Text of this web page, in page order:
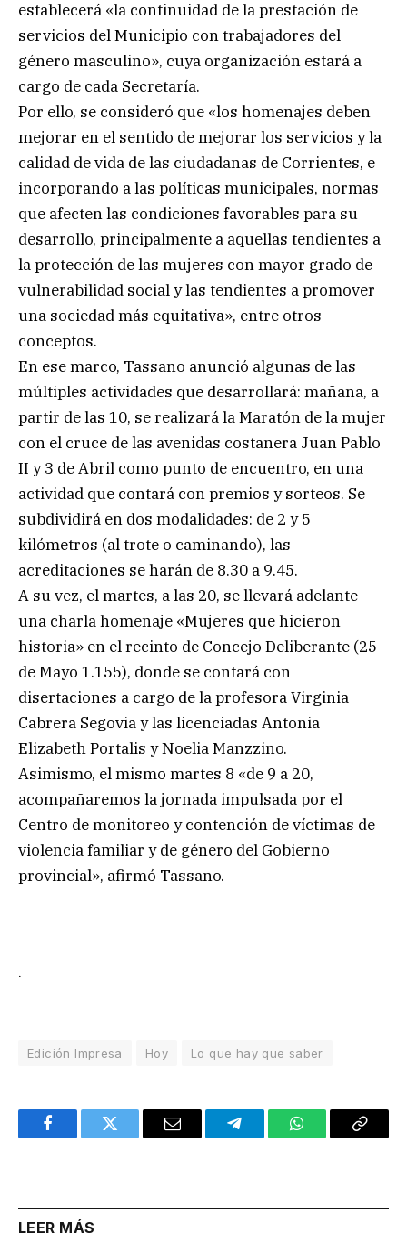
establecerá «la continuidad de la prestación de
servicios del Municipio con trabajadores del
género masculino», cuya organización estará a
cargo de cada Secretaría.
Por ello, se consideró que «los homenajes deben
mejorar en el sentido de mejorar los servicios y la
calidad de vida de las ciudadanas de Corrientes, e
incorporando a las políticas municipales, normas
que afecten las condiciones favorables para su
desarrollo, principalmente a aquellas tendientes a
la protección de las mujeres con mayor grado de
vulnerabilidad social y las tendientes a promover
una sociedad más equitativa», entre otros
conceptos.
En ese marco, Tassano anunció algunas de las
múltiples actividades que desarrollará: mañana, a
partir de las 10, se realizará la Maratón de la mujer
con el cruce de las avenidas costanera Juan Pablo
II y 3 de Abril como punto de encuentro, en una
actividad que contará con premios y sorteos. Se
subdividirá en dos modalidades: de 2 y 5
kilómetros (al trote o caminando), las
acreditaciones se harán de 8.30 a 9.45.
A su vez, el martes, a las 20, se llevará adelante
una charla homenaje «Mujeres que hicieron
historia» en el recinto de Concejo Deliberante (25
de Mayo 1.155), donde se contará con
disertaciones a cargo de la profesora Virginia
Cabrera Segovia y las licenciadas Antonia
Elizabeth Portalis y Noelia Manzzino.
Asimismo, el mismo martes 8 «de 9 a 20,
acompañaremos la jornada impulsada por el
Centro de monitoreo y contención de víctimas de
violencia familiar y de género del Gobierno
provincial», afirmó Tassano.
.
Edición Impresa Hoy Lo que hay que saber
FacebookTwitter Email TelegramWhatsAppCopy
LEER MÁS